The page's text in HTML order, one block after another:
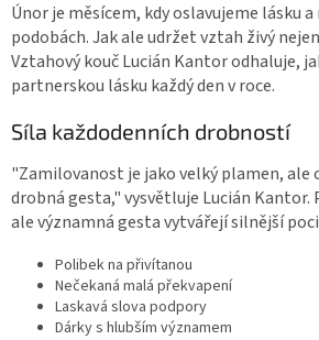
Únor je měsícem, kdy oslavujeme lásku
podobách. Jak ale udržet vztah živý
Vztahový kouč Lucián Kantor odhaluje,
partnerskou lásku každý den v roce.
Síla každodenních drobností
"Zamilovanost je jako velký plamen, ale
drobná gesta," vysvětluje Lucián
ale významná gesta vytvářejí silnější
Polibek na přivítanou
Nečekaná malá překvapení
Laskavá slova podpory
Dárky s hlubším významem